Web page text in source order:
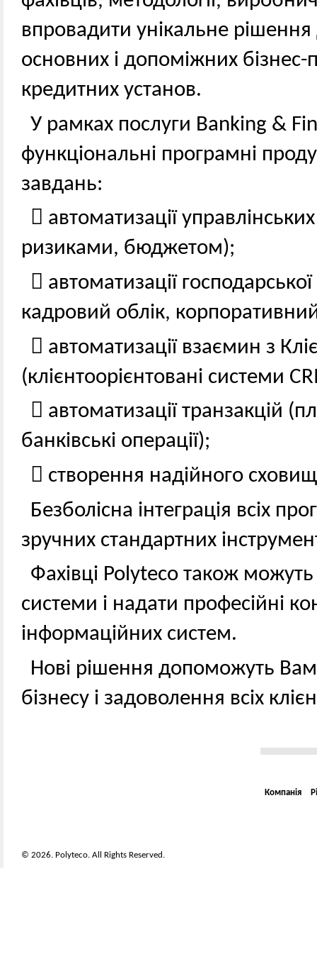
впровадити унікальне
основних і допоміжних
кредитних установ.
У рамках послуги Banking &
функціональні програмні
завдань:
 автоматизації
ризиками, бюджетом);
 автоматизації
кадровий облік,
 автоматизації взаємин з
(клієнтоорієнтовані системи
 автоматизації транзакцій
банківські операції);
 створення надійного
Безболісна інтеграція всіх
зручних стандартних
Фахівці Polyteco також
системи і надати професійні
інформаційних систем.
Нові рішення допоможуть
бізнесу і задоволення всіх
Компанія
© 2026. Polyteco. All Rights Reserved.